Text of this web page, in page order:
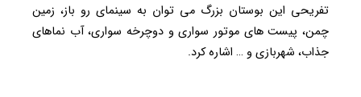
تفریحی این بوستان بزرگ می توان به سینمای رو باز، زمین
چمن، پیست ‌های موتور سواری و دوچرخه سواری، آب نماهای
جذاب، شهربازی و … اشاره کرد.